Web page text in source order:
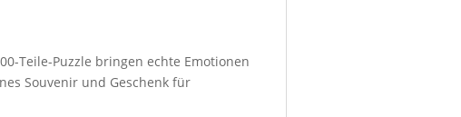
Teile-Puzzle bringen echte Emotionen
Souvenir und Geschenk für